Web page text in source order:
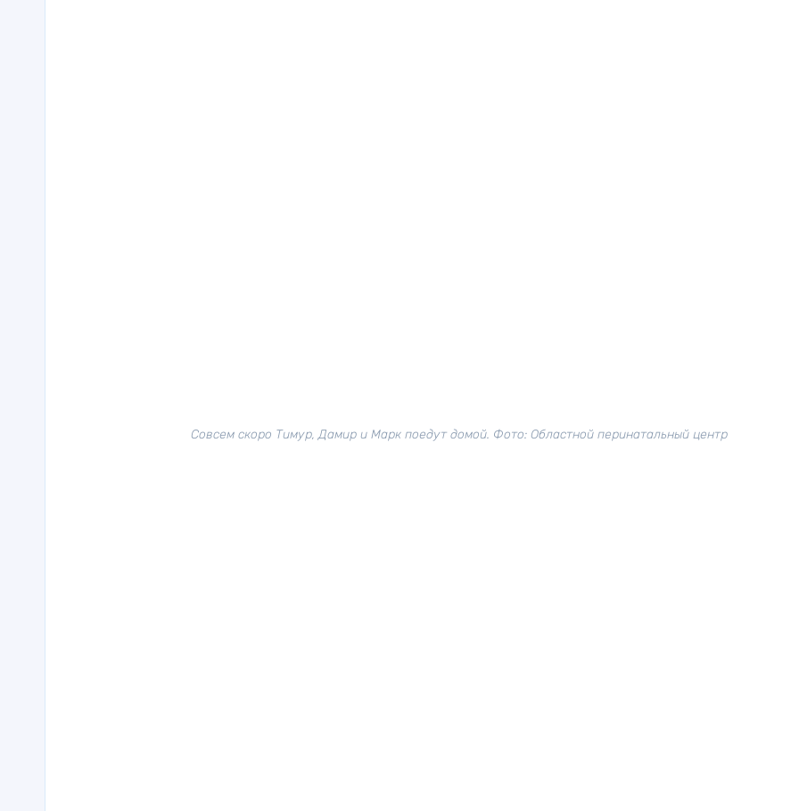
Совсем скоро Тимур, Дамир и Марк поедут домой. Фото: Областной перинатальный центр